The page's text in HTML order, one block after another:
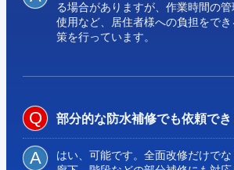
る場合がありますが、作業時間の
使用など、居住者様への負担をで
策を行っています。
部分的な防水補修でも依頼でき
はい、可能です。全面改修だけで